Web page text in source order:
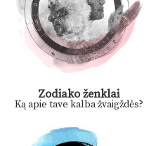
Zodiako ženklai
Ką apie tave kalba žvaigždės?